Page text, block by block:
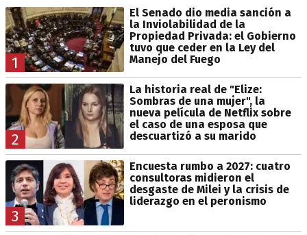
1
El Senado dio media sanción a
la Inviolabilidad de la
Propiedad Privada: el Gobierno
tuvo que ceder en la Ley del
Manejo del Fuego
2
La historia real de "Elize:
Sombras de una mujer", la
nueva película de Netflix sobre
el caso de una esposa que
descuartizó a su marido
3
Encuesta rumbo a 2027: cuatro
consultoras midieron el
desgaste de Milei y la crisis de
liderazgo en el peronismo